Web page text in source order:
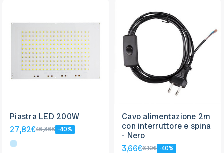
Piastra LED 200W
27,82€46,36€ -40%
Cavo alimentazione 2m
con interruttore e spina
- Nero
3,66€6,10€ -40%